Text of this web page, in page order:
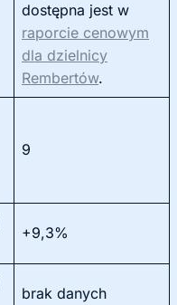
dostępna jest w
raporcie cenowym
dla dzielnicy
Rembertów.
9
+9,3%
brak danych